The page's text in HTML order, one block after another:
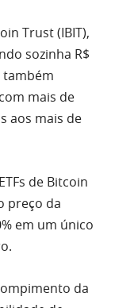
Trust (IBIT),
sozinha R$
também
mais de
aos mais de
de Bitcoin
preço da
em um único
da